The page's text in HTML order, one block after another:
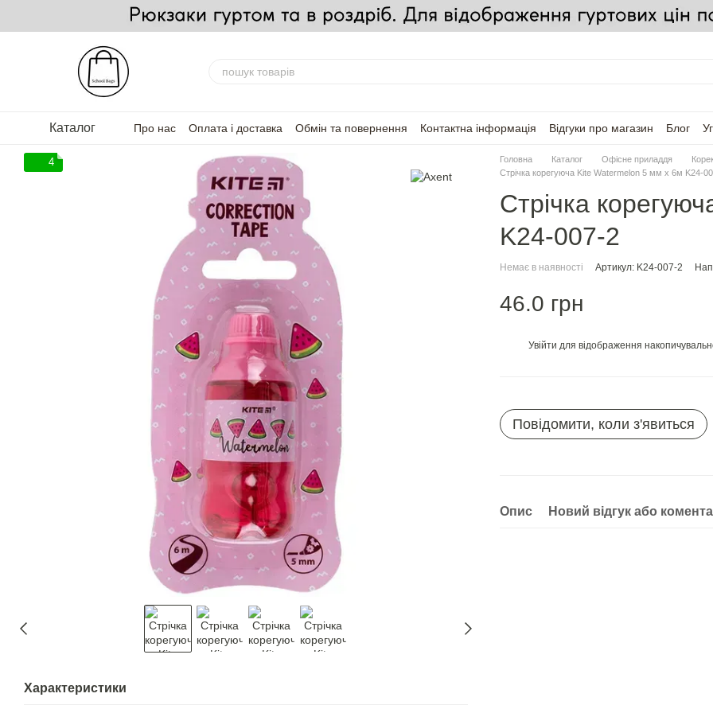
Перейти до основного контенту
Каталог Про нас Оплата і доставка Обмін та повернення Контактна інформація Відгуки про магазин Блог
4
Характеристики
Головна Каталог Офісне приладдя
Стрічка корегуюча Kite Watermelon 5 мм х 6м K24-
Стрічка
K24-007-2
Немає в наявності Артикул: K24-007-2
46.0 грн
Увійти для відображення
Повідомити, коли з'явиться
Опис Новий відгук або